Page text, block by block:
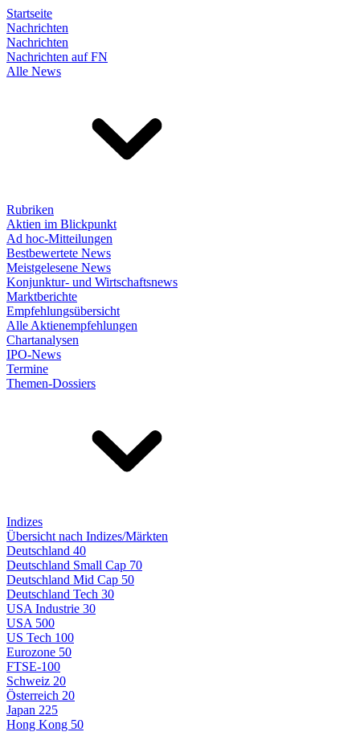
Startseite
Nachrichten
Nachrichten
Nachrichten auf FN
Alle News
Rubriken
Aktien im Blickpunkt
Ad hoc-Mitteilungen
Bestbewertete News
Meistgelesene News
Konjunktur- und Wirtschaftsnews
Marktberichte
Empfehlungsübersicht
Alle Aktienempfehlungen
Chartanalysen
IPO-News
Termine
Themen-Dossiers
Indizes
Übersicht nach Indizes/Märkten
Deutschland 40
Deutschland Small Cap 70
Deutschland Mid Cap 50
Deutschland Tech 30
USA Industrie 30
USA 500
US Tech 100
Eurozone 50
FTSE-100
Schweiz 20
Österreich 20
Japan 225
Hong Kong 50